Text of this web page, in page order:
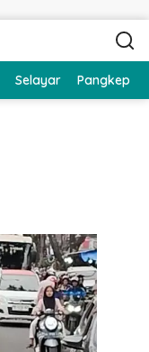
Selayar Pangkep